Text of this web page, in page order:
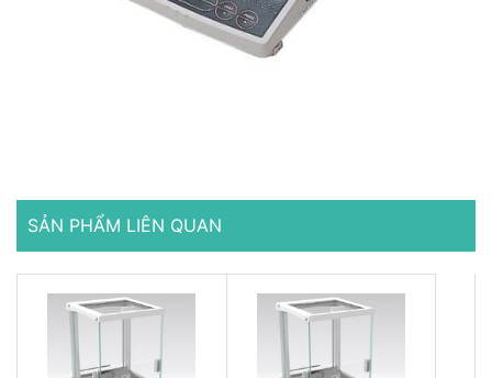
SẢN PHẨM LIÊN QUAN